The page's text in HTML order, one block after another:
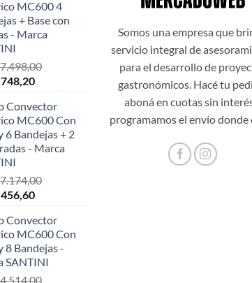
es:
$108.199,00.
MC600 4
+ Base con
- Marca
El
actual
es:
$942.748,20.
Convector
MC600 Con
6 Bandejas + 2
- Marca
El
actual
es:
$942.456,60.
Convector
MC600 Con
8 Bandejas -
SANTINI
Somos una empresa que
servicio integral de
para el desarrollo de
gastronómicos. Hacé tu
aboná en cuotas sin
programamos el envío donde